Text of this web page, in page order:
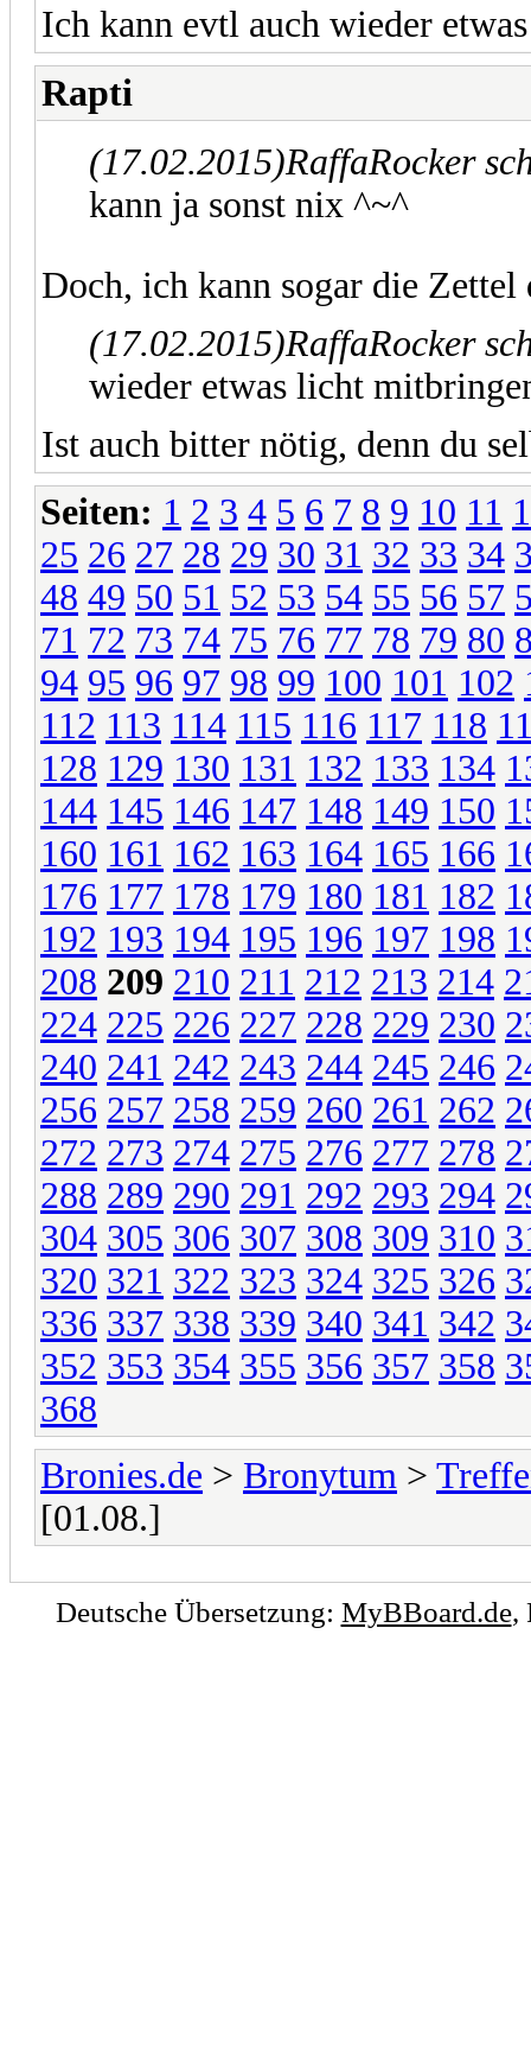
Ich kann evtl auch wieder
Rapti
(17.02.2015)RaffaRocker
kann ja sonst nix ^~^
Doch, ich kann sogar die
(17.02.2015)RaffaRocker
wieder etwas licht
Ist auch bitter nötig, denn du
Seiten: 1 2 3 4 5 6 7 8 9 10 11
25 26 27 28 29 30 31 32 33 34
48 49 50 51 52 53 54 55 56 57
71 72 73 74 75 76 77 78 79 80
94 95 96 97 98 99 100 101 102
112 113 114 115 116 117 118
128 129 130 131 132 133 134
144 145 146 147 148 149 150
160 161 162 163 164 165 166
176 177 178 179 180 181 182
192 193 194 195 196 197 198
208 209 210 211 212 213 214
224 225 226 227 228 229 230
240 241 242 243 244 245 246
256 257 258 259 260 261 262
272 273 274 275 276 277 278
288 289 290 291 292 293 294
304 305 306 307 308 309 310
320 321 322 323 324 325 326
336 337 338 339 340 341 342
352 353 354 355 356 357 358
368
Bronies.de > Bronytum >
[01.08.]
Deutsche Übersetzung: MyBBoard.de,